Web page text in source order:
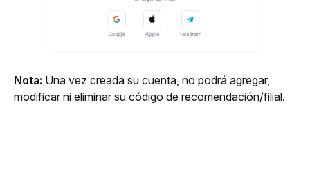
Nota: Una vez creada su cuenta, no podrá agregar,
modificar ni eliminar su código de recomendación/filial.